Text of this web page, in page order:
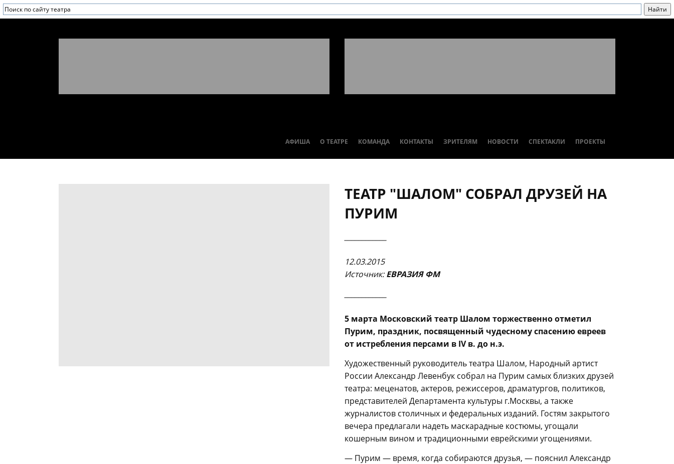
АФИША О ТЕАТРЕ КОМАНДА КОНТАКТЫ ЗРИТЕЛЯМ НОВОСТИ СПЕКТАКЛИ ПРОЕКТЫ
ТЕАТР "ШАЛОМ" СОБРАЛ ДРУЗЕЙ НА
ПУРИМ
12.03.2015
Источник:ЕВРАЗИЯ ФМ
5 марта Московский театр Шалом торжественно отметил
Пурим, праздник, посвященный чудесному спасению евреев
от истребления персами в IV в. до н.э.
Художественный руководитель театра Шалом, Народный артист
России Александр Левенбук собрал на Пурим самых близких друзей
театра: меценатов, актеров, режиссеров, драматургов, политиков,
представителей Департамента культуры г.Москвы, а также
журналистов столичных и федеральных изданий. Гостям закрытого
вечера предлагали надеть маскарадные костюмы, угощали
кошерным вином и традиционными еврейскими угощениями.
— Пурим — время, когда собираются друзья, — пояснил Александр